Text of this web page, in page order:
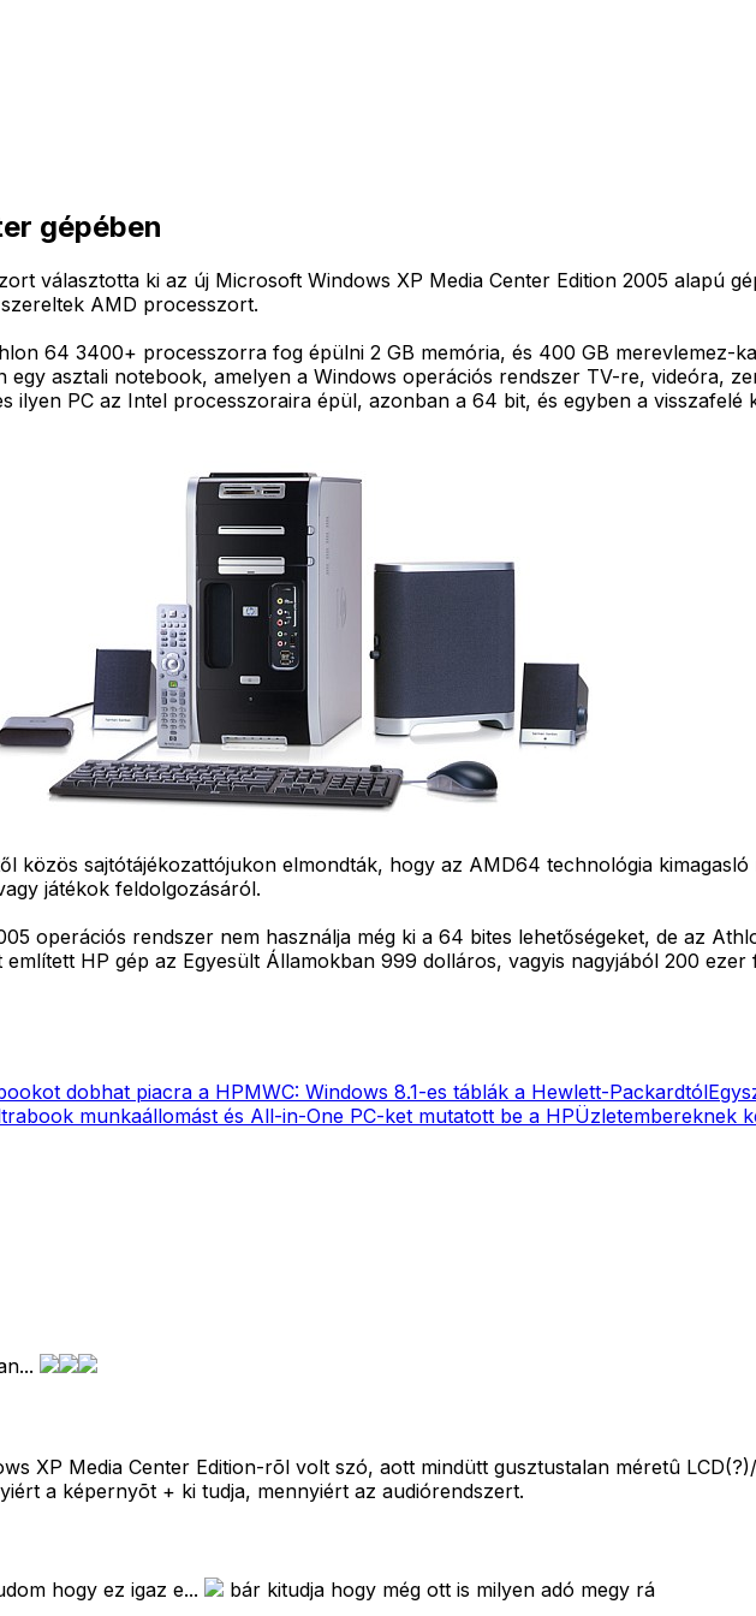
gépében
választotta ki az új Microsoft Windows XP Media Center Edition 2005 alapú
AMD processzort.
64 3400+ processzorra fog épülni 2 GB memória, és 400 GB merevlemez-
asztali notebook, amelyen a Windows operációs rendszer TV-re, videóra,
ilyen PC az Intel processzoraira épül, azonban a 64 bit, és egyben a visszafelé
közös sajtótájékozattójukon elmondták, hogy az AMD64 technológia kimagasló
játékok feldolgozásáról.
operációs rendszer nem használja még ki a 64 bites lehetőségeket, de az
HP gép az Egyesült Államokban 999 dolláros, vagyis nagyjából 200
dobhat piacra a HPMWC: Windows 8.1-es táblák a Hewlett-Packardtól
munkaállomást és All-in-One PC-ket mutatott be a HPÜzletembereknek
XP Media Center Edition-rõl volt szó, aott mindütt gusztustalan méretû
a képernyõt + ki tudja, mennyiért az audiórendszert.
hogy ez igaz e...
bár kitudja hogy még ott is milyen adó megy rá